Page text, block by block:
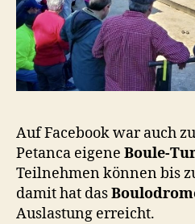
Auf Facebook war auch
Petanca eigene Boule-
Teilnehmen können bis
damit hat das
Auslastung erreicht.